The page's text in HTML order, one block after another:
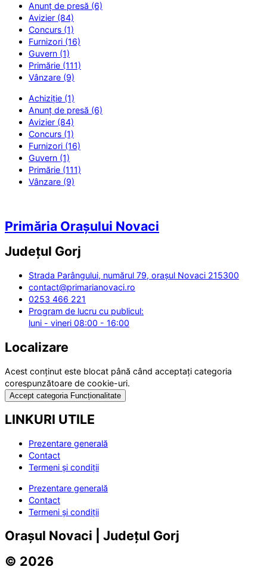
Anunț de presă (6)
Avizier (84)
Concurs (1)
Furnizori (16)
Guvern (1)
Primărie (111)
Vânzare (9)
Achiziție (1)
Anunț de presă (6)
Avizier (84)
Concurs (1)
Furnizori (16)
Guvern (1)
Primărie (111)
Vânzare (9)
Primăria Orașului Novaci
Județul Gorj
Strada Parângului, numărul 79, orașul Novaci 215300
contact@primarianovaci.ro
0253 466 221
Program de lucru cu publicul:
luni - vineri 08:00 - 16:00
Localizare
Acest conținut este blocat până când acceptați categoria
corespunzătoare de cookie-uri.
Accept categoria Funcționalitate
LINKURI UTILE
Prezentare generală
Contact
Termeni și condiții
Prezentare generală
Contact
Termeni și condiții
Orașul Novaci | Județul Gorj
© 2026